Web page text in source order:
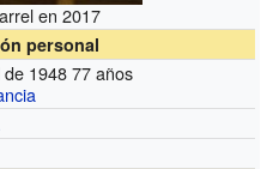
en 2017
personal
1948 77 años